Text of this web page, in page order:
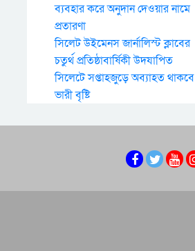
ব্যবহার করে অনুদান দেওয়ার নামে
প্রতারণা
সিলেট উইমেনস জার্নালিস্ট ক্লাবের
চতুর্থ প্রতিষ্ঠাবার্ষিকী উদযাপিত
সিলেটে সপ্তাহজুড়ে অব্যাহত থাকবে
ভারী বৃষ্টি